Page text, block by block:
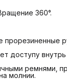
360°.
доступу
ремнями,
молнии.